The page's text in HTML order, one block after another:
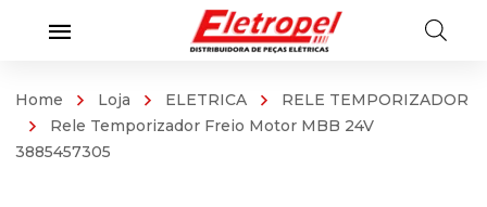
Home Loja ELETRICA
RELE TEMPORIZADOR
Rele Temporizador Freio Motor MBB 24V
3885457305